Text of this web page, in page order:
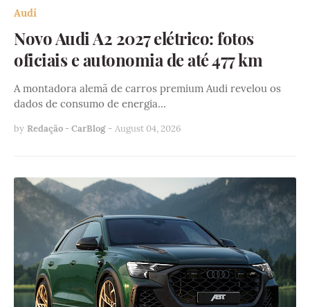
Audi
Novo Audi A2 2027 elétrico: fotos
oficiais e autonomia de até 477 km
A montadora alemã de carros premium Audi revelou os
dados de consumo de energia…
by Redação - CarBlog - August 04, 2026